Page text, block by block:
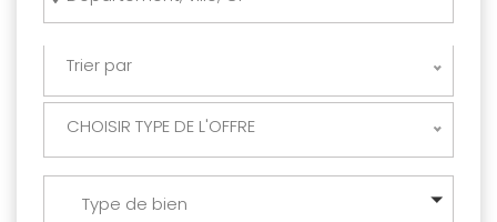
Trier par
CHOISIR TYPE DE L'OFFRE
Type de bien